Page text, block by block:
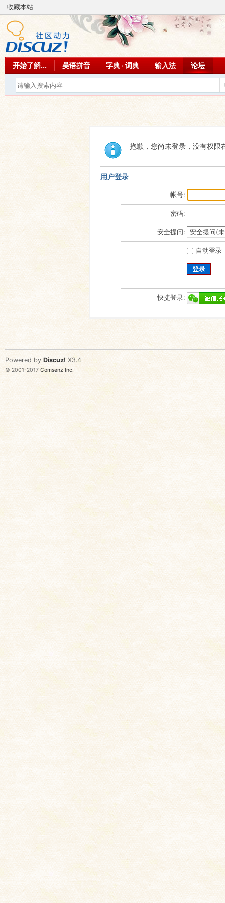
收藏本站
开始了解... 吴语拼音 字典 · 词典 输入法 论坛
抱歉，您尚未登录，没有权限
用户登录
帐号:
密码:
安全提问:
自动登录
登录
快捷登录:
Powered by Discuz! X3.4
© 2001-2017 Comsenz Inc.